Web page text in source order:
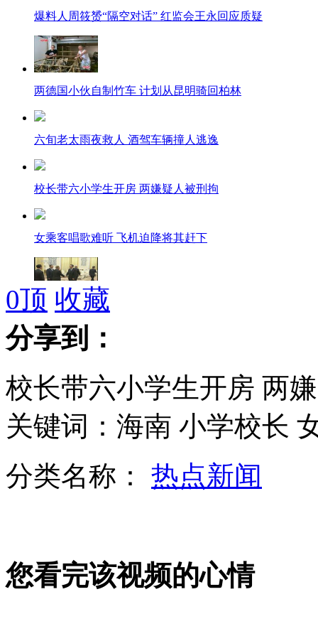
爆料人周筱赟“隔空对话” 红监会王永回应质疑
两德国小伙自制竹车 计划从昆明骑回柏林
六旬老太雨夜救人 酒驾车辆撞人逃逸
校长带六小学生开房 两嫌疑人被刑拘
女乘客唱歌难听 飞机迫降将其赶下
俞正声会见台湾退役将领
全国春播过七成 先进技术保产量
央视记者质问:菲选举比台渔民生命还重要?
0顶 收藏
分享到：
校长带六小学生开房 两
关键词：海南 小学校长
分类名称： 热点新闻
您看完该视频的心情